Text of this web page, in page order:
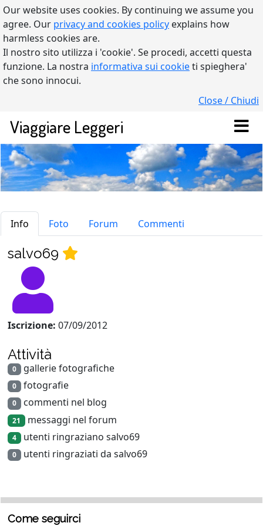
Our website uses cookies. By continuing we assume you
agree. Our privacy and cookies policy explains how
harmless cookies are.
Il nostro sito utilizza i 'cookie'. Se procedi, accetti questa
funzione. La nostra informativa sui cookieti spieghera'
che sono innocui.
Close / Chiudi
Viaggiare Leggeri
Info Foto Forum Commenti
salvo69
Iscrizione: 07/09/2012
Attività
0 gallerie fotografiche
0 fotografie
0 commenti nel blog
21 messaggi nel forum
4 utenti ringraziano salvo69
0 utenti ringraziati da salvo69
Come seguirci